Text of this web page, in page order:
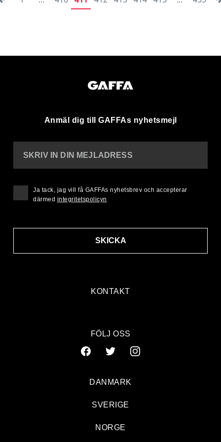
Anmäl dig till GAFFAs nyhetsmejl
KONTAKT
SKRIV IN DIN MEJLADRESS
SKICKA
Ja tack, jag vill få GAFFAs nyhetsbrev och accepterar
därmed integritetspolicyn
FÖLJ OSS
DANMARK
SVERIGE
NORGE